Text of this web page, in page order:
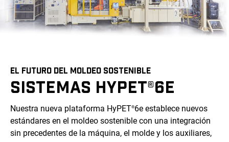
EL FUTURO DEL MOLDEO SOSTENIBLE
SISTEMAS HYPET®6E
Nuestra nueva plataforma HyPET®6e establece nuevos
estándares en el moldeo sostenible con una integración
sin precedentes de la máquina, el molde y los auxiliares,